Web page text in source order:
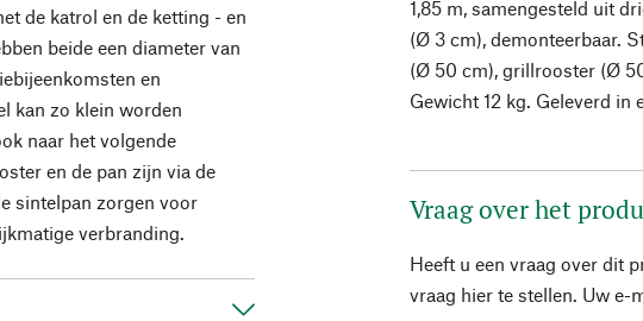
de katrol en de ketting - en
beide een diameter van
en
kan zo klein worden
naar het volgende
en de pan zijn via de
sintelpan zorgen voor
verbranding.
1,85 m, samengesteld uit
(Ø 3 cm), demonteerbaar.
(Ø 50 cm), grillrooster (Ø
Gewicht 12 kg. Geleverd in
Vraag over het
Heeft u een vraag over dit
vraag hier te stellen. Uw